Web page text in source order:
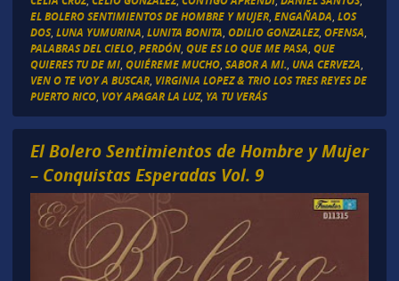
EL BOLERO SENTIMIENTOS DE HOMBRE Y MUJER, ENGAÑADA, LOS
DOS, LUNA YUMURINA, LUNITA BONITA, ODILIO GONZALEZ, OFENSA,
PALABRAS DEL CIELO, PERDÓN, QUE ES LO QUE ME PASA, QUE
QUIERES TU DE MI, QUIÉREME MUCHO, SABOR A MI., UNA CERVEZA,
VEN O TE VOY A BUSCAR, VIRGINIA LOPEZ & TRIO LOS TRES REYES DE
PUERTO RICO, VOY APAGAR LA LUZ, YA TU VERÁS
El Bolero Sentimientos de Hombre y Mujer
– Conquistas Esperadas Vol. 9